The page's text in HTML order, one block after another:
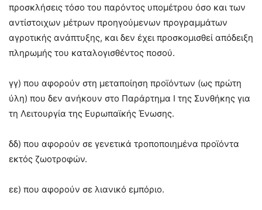
προσκλήσεις τόσο του παρόντος υπομέτρου όσο και των
αντίστοιχων μέτρων προηγούμενων προγραμμάτων
αγροτικής ανάπτυξης, και δεν έχει προσκομισθεί απόδειξη
πληρωμής του καταλογισθέντος ποσού.
γγ) που αφορούν στη μεταποίηση προϊόντων (ως πρώτη
ύλη) που δεν ανήκουν στο Παράρτημα Ι της Συνθήκης για
τη Λειτουργία της Ευρωπαϊκής Ένωσης.
δδ) που αφορούν σε γενετικά τροποποιημένα προϊόντα
εκτός ζωοτροφών.
εε) που αφορούν σε λιανικό εμπόριο.